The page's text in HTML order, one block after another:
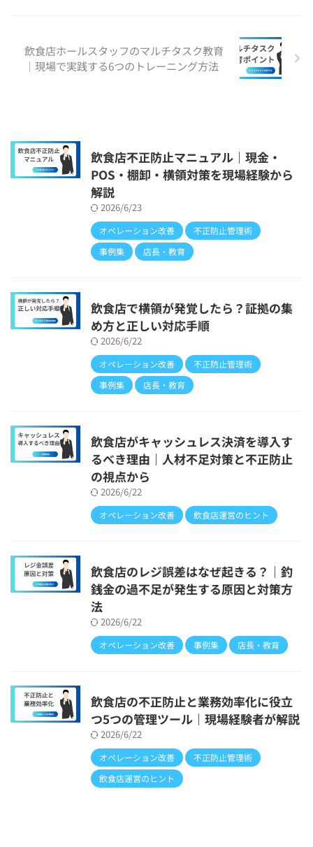
飲食店ホールスタッフのマルチタスク教育
｜現場で実践する6つのトレーニング方法
飲食店不正防止マニュアル｜現金・
POS・棚卸・横領対策を現場経験から
解説
2026/6/23
オペレーション改善
不正防止管理術
事例集
店長・教育
飲食店で横領が発覚したら？証拠の集
め方と正しい対応手順
2026/6/22
オペレーション改善
不正防止管理術
事例集
店長・教育
飲食店がキャッシュレス決済を導入す
るべき理由｜人材不足対策と不正防止
の視点から
2026/6/22
オペレーション改善 飲食店運営のヒント
飲食店のレジ誤差はなぜ起きる？｜釣
銭金の過不足が発生する原因と対策方
法
2026/6/22
オペレーション改善 事例集 店長・教育
飲食店の不正防止と業務効率化に役立
つ5つの管理ツール｜現場経験者が解説
2026/6/22
オペレーション改善
不正防止管理術
飲食店運営のヒント